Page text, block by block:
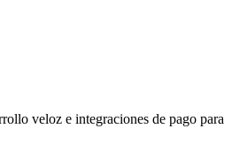
veloz e integraciones de pago para